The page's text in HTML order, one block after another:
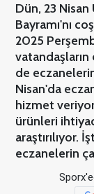
Dün, 23
Bayramı'nı
2025
de
Nisan'da
hizmet
ürünleri
araştırılıyor.
eczanelerin